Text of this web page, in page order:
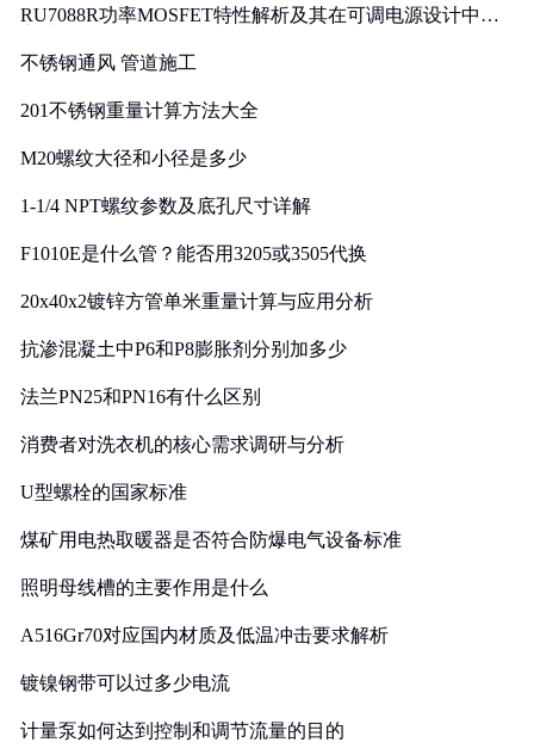
RU7088R功率MOSFET特性解析及其在可调电源设计中的
不锈钢通风 管道施工
201不锈钢重量计算方法大全
M20螺纹大径和小径是多少
1-1/4 NPT螺纹参数及底孔尺寸详解
F1010E是什么管？能否用3205或3505代换
20x40x2镀锌方管单米重量计算与应用分析
抗渗混凝土中P6和P8膨胀剂分别加多少
法兰PN25和PN16有什么区别
消费者对洗衣机的核心需求调研与分析
U型螺栓的国家标准
煤矿用电热取暖器是否符合防爆电气设备标准
照明母线槽的主要作用是什么
A516Gr70对应国内材质及低温冲击要求解析
镀镍钢带可以过多少电流
计量泵如何达到控制和调节流量的目的